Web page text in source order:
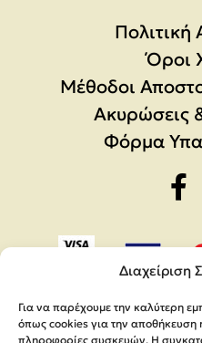
Διαχείριση
Για να παρέχουμε την καλύτερη
όπως cookies για την αποθήκευση
πληροφορίες συσκευών. Η
Όροι
Μέθοδοι
Ακυρώσεις
Φόρμα